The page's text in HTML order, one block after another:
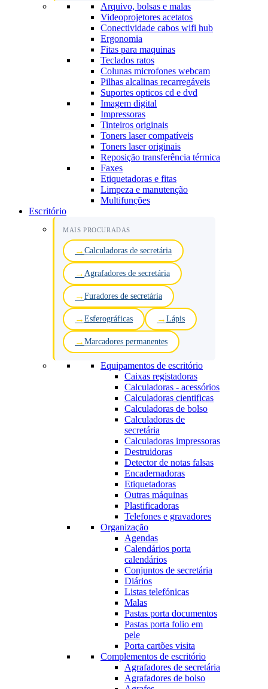
Arquivo, bolsas e malas
Videoprojetores acetatos
Conectividade cabos wifi hub
Ergonomia
Fitas para maquinas
Teclados ratos
Colunas microfones webcam
Pilhas alcalinas recarregáveis
Suportes opticos cd e dvd
Imagem digital
Impressoras
Tinteiros originais
Toners laser compatíveis
Toners laser originais
Reposição transferência térmica
Faxes
Etiquetadoras e fitas
Limpeza e manutenção
Multifunções
Escritório
MAIS PROCURADAS
Calculadoras de secretária
Agrafadores de secretária
Furadores de secretária
Esferográficas Lápis
Marcadores permanentes
Equipamentos de escritório
Caixas registadoras
Calculadoras - acessórios
Calculadoras cientificas
Calculadoras de bolso
Calculadoras de
secretária
Calculadoras impressoras
Destruidoras
Detector de notas falsas
Encadernadoras
Etiquetadoras
Outras máquinas
Plastificadoras
Telefones e gravadores
Organização
Agendas
Calendários porta
calendários
Conjuntos de secretária
Diários
Listas telefónicas
Malas
Pastas porta documentos
Pastas porta folio em
pele
Porta cartões visita
Complementos de escritório
Agrafadores de secretária
Agrafadores de bolso